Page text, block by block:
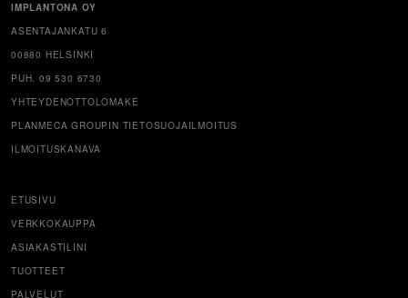
IMPLANTONA OY
ASENTAJANKATU 6
00880 HELSINKI
PUH. 09 530 6730
YHTEYDENOTTOLOMAKE
PLANMECA GROUPIN TIETOSUOJAILMOITUS
ILMOITUSKANAVA
ETUSIVU
VERKKOKAUPPA
ASIAKASTILINI
TUOTTEET
PALVELUT